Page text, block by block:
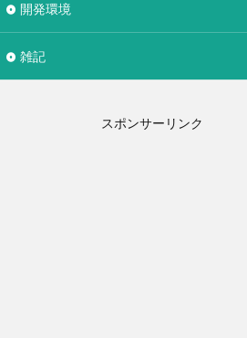
開発環境
雑記
スポンサーリンク